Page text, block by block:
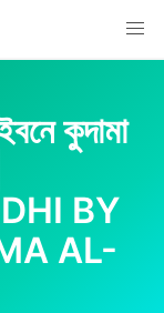
কুদামা
BY
AL-